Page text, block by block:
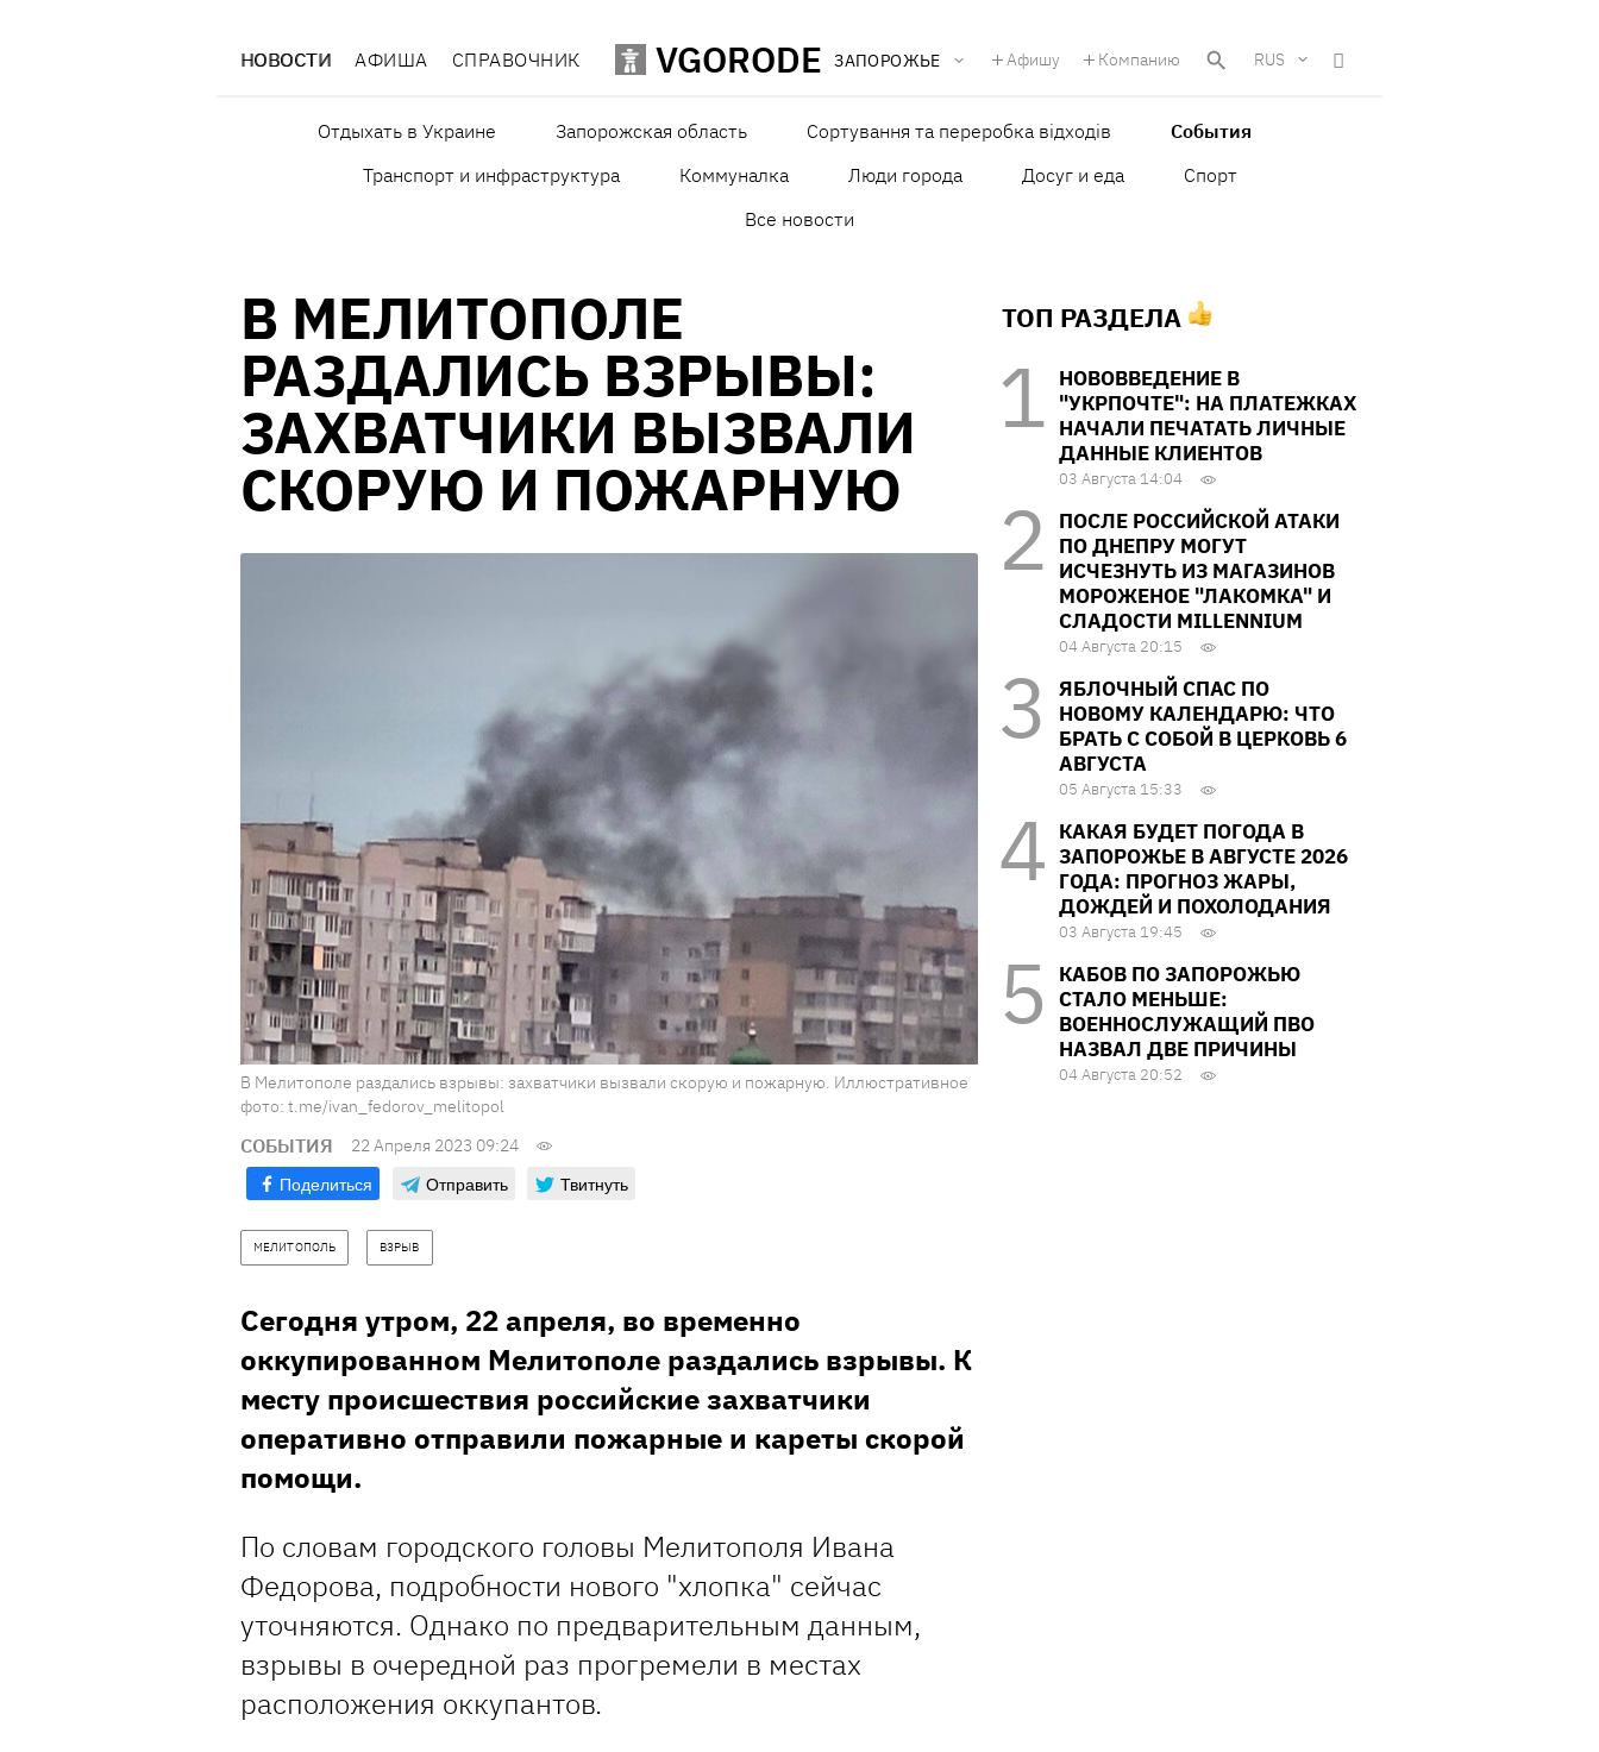
НОВОСТИ АФИША СПРАВОЧНИК VGORODE ЗАПОРОЖЬЕ Афишу Компанию RUS
Отдыхать в Украине Запорожская область Сортування та переробка відходів
События
Транспорт и инфраструктура
Коммуналка Люди города Досуг и еда
Спорт
Все новости
В МЕЛИТОПОЛЕ
РАЗДАЛИСЬ ВЗРЫВЫ:
ЗАХВАТЧИКИ ВЫЗВАЛИ
СКОРУЮ И ПОЖАРНУЮ
В Мелитополе раздались взрывы: захватчики вызвали скорую и пожарную. Иллюстративное
фото: t.me/ivan_fedorov_melitopol
СОБЫТИЯ 22 Апреля 2023 09:24
Поделиться Отправить Твитнуть
МЕЛИТОПОЛЬ ВЗРЫВ
Сегодня утром, 22 апреля, во временно
оккупированном Мелитополе раздались взрывы. К
месту происшествия российские захватчики
оперативно отправили пожарные и кареты скорой
помощи.
По словам городского головы Мелитополя Ивана
Федорова, подробности нового "хлопка" сейчас
уточняются. Однако по предварительным данным,
взрывы в очередной раз прогремели в местах
расположения оккупантов.
ТОП РАЗДЕЛА
НОВОВВЕДЕНИЕ В
"УКРПОЧТЕ": НА ПЛАТЕЖКАХ
НАЧАЛИ ПЕЧАТАТЬ ЛИЧНЫЕ
ДАННЫЕ КЛИЕНТОВ
03 Августа 14:04
ПОСЛЕ РОССИЙСКОЙ АТАКИ
ПО ДНЕПРУ МОГУТ
ИСЧЕЗНУТЬ ИЗ МАГАЗИНОВ
МОРОЖЕНОЕ "ЛАКОМКА" И
СЛАДОСТИ MILLENNIUM
04 Августа 20:15
ЯБЛОЧНЫЙ СПАС ПО
НОВОМУ КАЛЕНДАРЮ: ЧТО
БРАТЬ С СОБОЙ В ЦЕРКОВЬ 6
АВГУСТА
05 Августа 15:33
КАКАЯ БУДЕТ ПОГОДА В
ЗАПОРОЖЬЕ В АВГУСТЕ 2026
ГОДА: ПРОГНОЗ ЖАРЫ,
ДОЖДЕЙ И ПОХОЛОДАНИЯ
03 Августа 19:45
КАБОВ ПО ЗАПОРОЖЬЮ
СТАЛО МЕНЬШЕ:
ВОЕННОСЛУЖАЩИЙ ПВО
НАЗВАЛ ДВЕ ПРИЧИНЫ
04 Августа 20:52